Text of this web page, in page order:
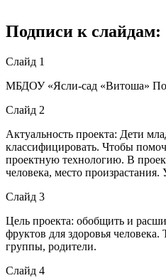
Подписи к слайдам:
Слайд 1
МБДОУ «Ясли-сад «Витоша»
Слайд 2
Актуальность проекта: Дети
классифицировать. Чтобы
проектную технологию. В
человека, место
Слайд 3
Цель проекта: обобщить и
фруктов для здоровья
группы, родители.
Слайд 4